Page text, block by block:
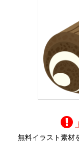
無料イラスト素材